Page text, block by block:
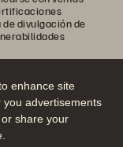
enhance site
you advertisements
share your
de divulgación de
de Everpure